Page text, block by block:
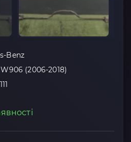
Benz
(2006-2018)